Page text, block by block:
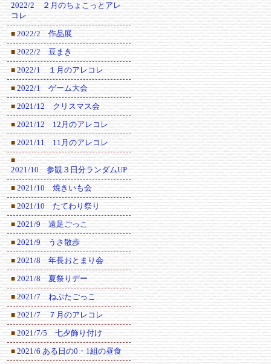
2022/2 ２月のちょこっとアレ
コレ
■ 2022/2 作品展
■ 2022/2 豆まき
■ 2022/1 １月のアレコレ
■ 2022/1 ゲーム大会
■ 2021/12 クリスマス会
■ 2021/12 12月のアレコレ
■ 2021/11 11月のアレコレ
■
2021/10 参観３日分ランダムUP
■ 2021/10 焼きいも会
■ 2021/10 たてわり祭り
■ 2021/9 遠足ごっこ
■ 2021/9 うさ散歩
■ 2021/8 年長おとまり会
■ 2021/8 夏祭りデー
■ 2021/7 ねぷたごっこ
■ 2021/7 ７月のアレコレ
■ 2021/7/5 七夕飾り付け
■ 2021/6 ある日の0・1組の昼食